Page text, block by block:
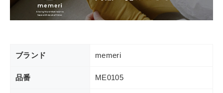
ブランド memeri
品番 ME0105